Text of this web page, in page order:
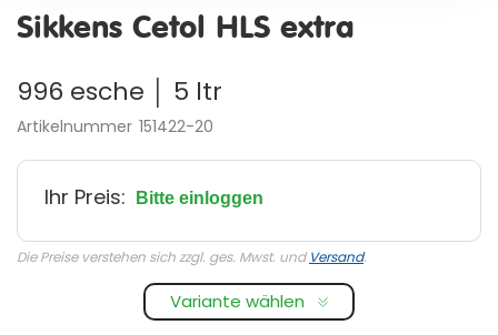
der
Sikkens Cetol HLS extra
996 esche │ 5 ltr
Artikelnummer 151422-20
Ihr Preis: Bitte einloggen
Die Preise verstehen sich zzgl. ges. Mwst. und Versand.
Variante wählen